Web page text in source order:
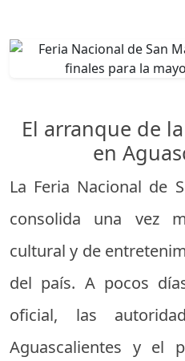
El arranque de
en
La Feria Nacional de
consolida una vez
cultural y de
del país. A pocos
oficial, las
Aguascalientes y el